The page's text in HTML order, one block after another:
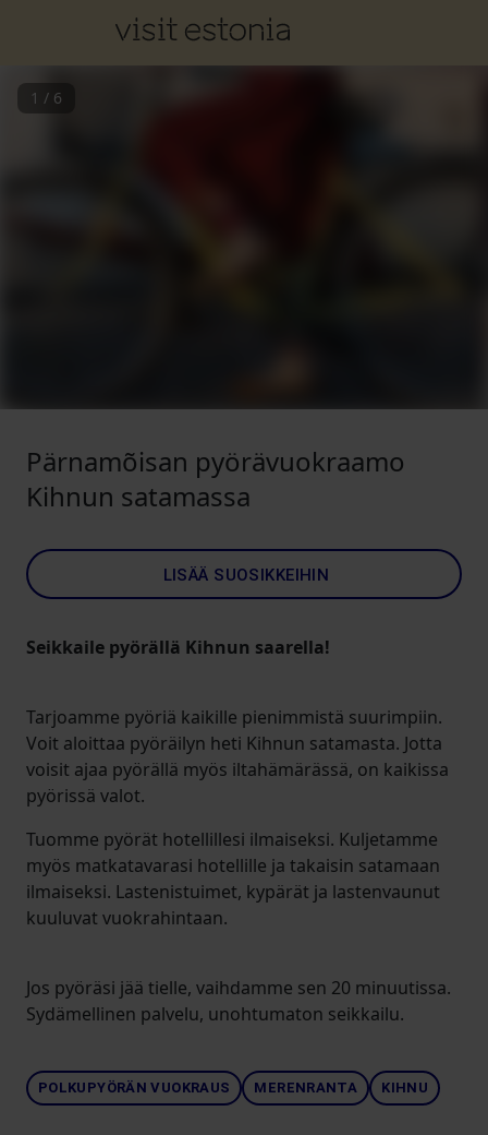
1 / 6
Pärnamõisan pyörävuokraamo
Kihnun satamassa
LISÄÄ SUOSIKKEIHIN
Seikkaile pyörällä Kihnun saarella!
Tarjoamme pyöriä kaikille pienimmistä suurimpiin.
Voit aloittaa pyöräilyn heti Kihnun satamasta. Jotta
voisit ajaa pyörällä myös iltahämärässä, on kaikissa
pyörissä valot.
Tuomme pyörät hotellillesi ilmaiseksi. Kuljetamme
myös matkatavarasi hotellille ja takaisin satamaan
ilmaiseksi. Lastenistuimet, kypärät ja lastenvaunut
kuuluvat vuokrahintaan.
Jos pyöräsi jää tielle, vaihdamme sen 20 minuutissa.
Sydämellinen palvelu, unohtumaton seikkailu.
POLKUPYÖRÄN VUOKRAUS MERENRANTA KIHNU